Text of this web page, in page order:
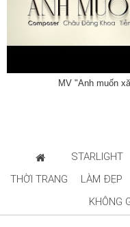
MV "Anh muốn
STARLIGHT
THỜI TRANG
LÀM ĐẸP
KHÔNG